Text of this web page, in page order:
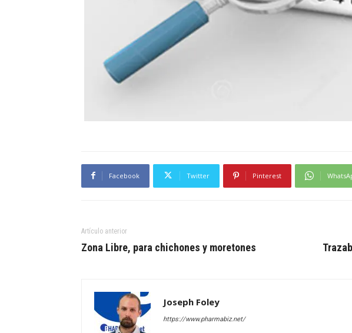
Facebook Twitter Pinterest
Artículo anterior
Zona Libre, para chichones y moretones
Joseph Foley
https://www.pharmabiz.net/